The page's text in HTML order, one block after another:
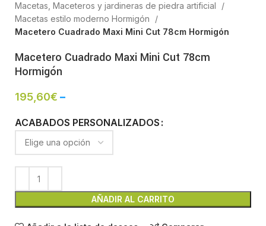
Macetas, Maceteros y jardineras de piedra artificial
Macetas estilo moderno Hormigón
Macetero Cuadrado Maxi Mini Cut 78cm Hormigón
Macetero Cuadrado Maxi Mini Cut 78cm
Hormigón
195,60€ –
ACABADOS PERSONALIZADOS
AÑADIR AL CARRITO